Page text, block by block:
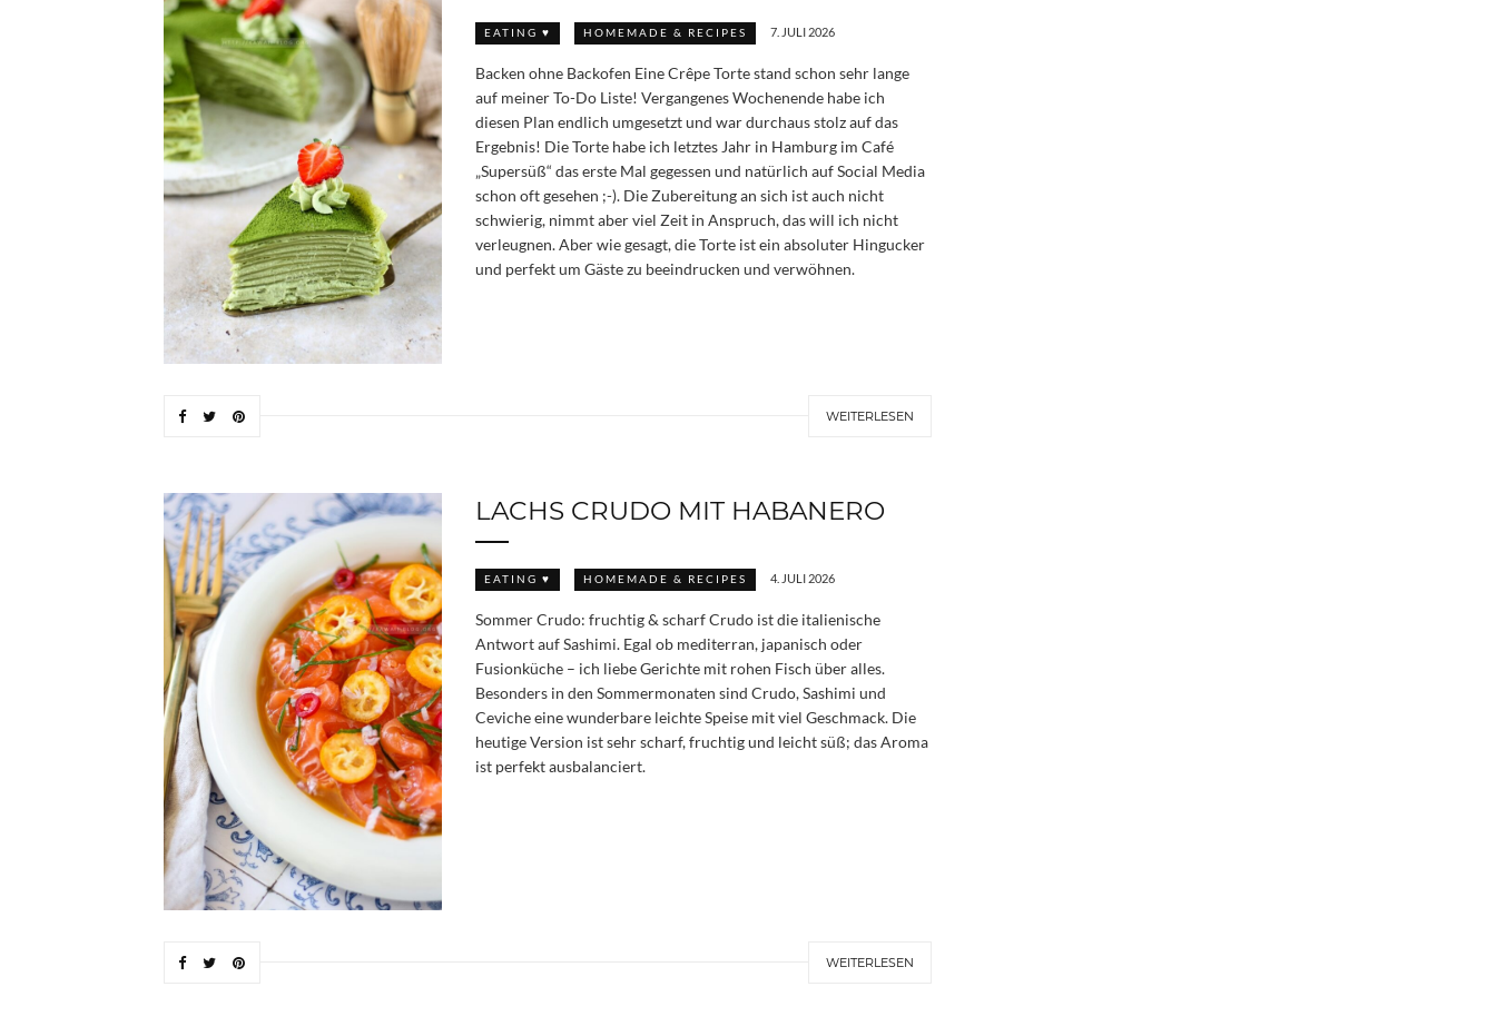
EATING ♥ HOMEMADE & RECIPES 7. JULI 2026
Backen ohne Backofen Eine Crêpe Torte stand schon sehr lange
auf meiner To-Do Liste! Vergangenes Wochenende habe ich
diesen Plan endlich umgesetzt und war durchaus stolz auf das
Ergebnis! Die Torte habe ich letztes Jahr in Hamburg im Café
„Supersüß“ das erste Mal gegessen und natürlich auf Social Media
schon oft gesehen ;-). Die Zubereitung an sich ist auch nicht
schwierig, nimmt aber viel Zeit in Anspruch, das will ich nicht
verleugnen. Aber wie gesagt, die Torte ist ein absoluter Hingucker
und perfekt um Gäste zu beeindrucken und verwöhnen.
WEITERLESEN
LACHS CRUDO MIT HABANERO
EATING ♥ HOMEMADE & RECIPES 4. JULI 2026
Sommer Crudo: fruchtig & scharf Crudo ist die italienische
Antwort auf Sashimi. Egal ob mediterran, japanisch oder
Fusionküche – ich liebe Gerichte mit rohen Fisch über alles.
Besonders in den Sommermonaten sind Crudo, Sashimi und
Ceviche eine wunderbare leichte Speise mit viel Geschmack. Die
heutige Version ist sehr scharf, fruchtig und leicht süß; das Aroma
ist perfekt ausbalanciert.
WEITERLESEN